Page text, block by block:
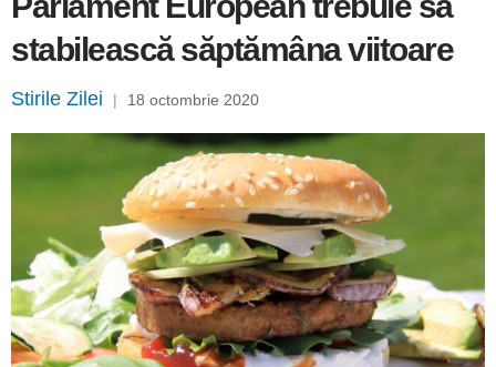
stabilească săptămâna viitoare
Stirile Zilei | 18 octombrie 2020